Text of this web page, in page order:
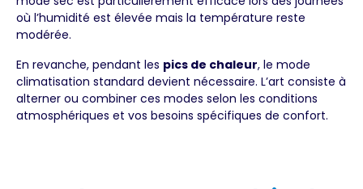
où l’humidité est élevée mais la température reste
modérée.
En revanche, pendant les pics de chaleur, le mode
climatisation standard devient nécessaire. L’art consiste à
alterner ou combiner ces modes selon les conditions
atmosphériques et vos besoins spécifiques de confort.